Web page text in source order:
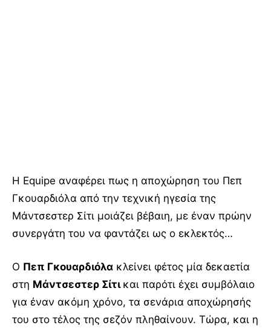
Η Equipe αναφέρει πως η αποχώρηση του Πεπ
Γκουαρδιόλα από την τεχνική ηγεσία της
Μάντσεστερ Σίτι μοιάζει βέβαιη, με έναν πρώην
συνεργάτη του να φαντάζει ως ο εκλεκτός…
Ο Πεπ Γκουαρδιόλα κλείνει φέτος μία δεκαετία
στη Μάντσεστερ Σίτι και παρότι έχει συμβόλαιο
για έναν ακόμη χρόνο, τα σενάρια αποχώρησής
του στο τέλος της σεζόν πληθαίνουν. Τώρα, και η